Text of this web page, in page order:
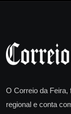
O Correio da Feira,
regional e conta